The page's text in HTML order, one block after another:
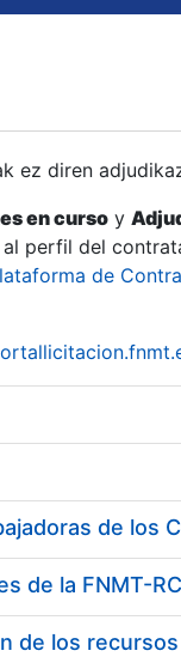
ez diren
en curso y
perfil del
de